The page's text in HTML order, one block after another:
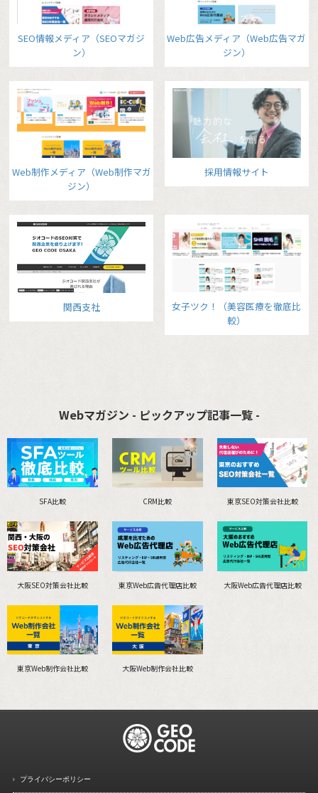
SEO情報メディア（SEOマガジ
ン）
Web広告メディア（Web広告マガ
ジン）
Web制作メディア（Web制作マガ
ジン）
採用情報サイト
関西支社
女子ツク！（美容医療を徹底比
較）
Webマガジン - ピックアップ記事一覧 -
SFA比較 CRM比較 東京SEO対策会社比較
大阪SEO対策会社比較 東京Web広告代理店比較 大阪Web広告代理店比較
東京Web制作会社比較 大阪Web制作会社比較
プライバシーポリシー